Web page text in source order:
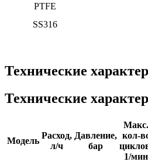
PTFE
SS316
Технические
Технические
Модель
Расход,
л/ч
Давление,
бар
Макс.
кол-
1/мин